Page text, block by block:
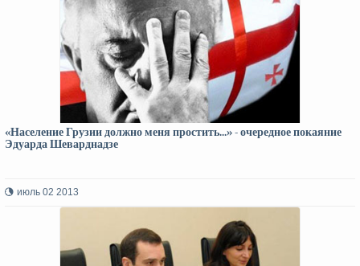
«Население Грузии должно меня простить...» - очередное покаяние
Эдуарда Шеварднадзе
июль 02 2013